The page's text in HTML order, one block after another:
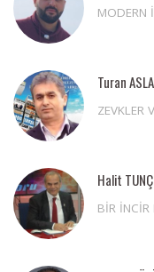
MODERN
Turan
ZEVKLER
Halit TUNÇ
BİR